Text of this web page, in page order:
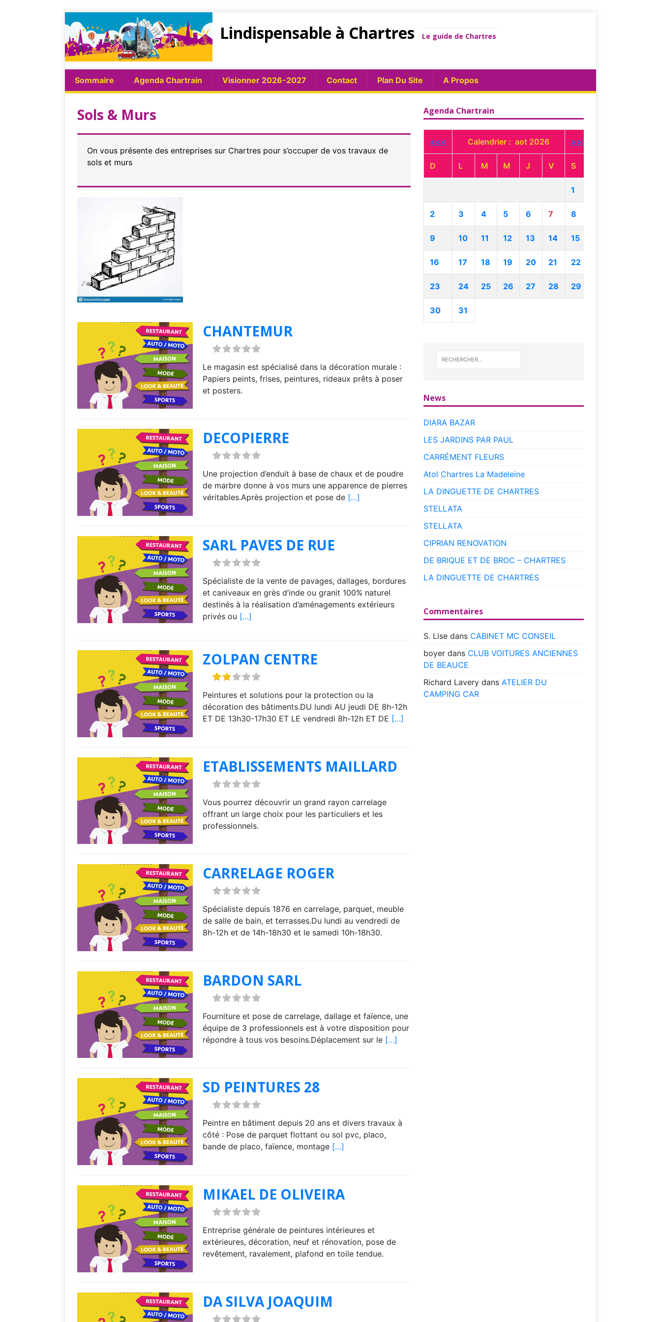
Lindispensable à Chartres Le guide de Chartres
Sommaire Agenda Chartrain Visionner 2026-2027 Contact Plan Du Site A Propos
Sols & Murs
On vous présente des entreprises sur Chartres pour s’occuper de vos travaux de
sols et murs
CHANTEMUR
Le magasin est spécialisé dans la décoration murale :
Papiers peints, frises, peintures, rideaux prêts à poser
et posters.
DECOPIERRE
Une projection d’enduit à base de chaux et de poudre
de marbre donne à vos murs une apparence de pierres
véritables.Après projection et pose de […]
SARL PAVES DE RUE
Spécialiste de la vente de pavages, dallages, bordures
et caniveaux en grès d’inde ou granit 100% naturel
destinés à la réalisation d’aménagements extérieurs
privés ou […]
ZOLPAN CENTRE
Peintures et solutions pour la protection ou la
décoration des bâtiments.DU lundi AU jeudi DE 8h-12h
ET DE 13h30-17h30 ET LE vendredi 8h-12h ET DE […]
ETABLISSEMENTS MAILLARD
Vous pourrez découvrir un grand rayon carrelage
offrant un large choix pour les particuliers et les
professionnels.
CARRELAGE ROGER
Spécialiste depuis 1876 en carrelage, parquet, meuble
de salle de bain, et terrasses.Du lundi au vendredi de
8h-12h et de 14h-18h30 et le samedi 10h-18h30.
BARDON SARL
Fourniture et pose de carrelage, dallage et faïence, une
équipe de 3 professionnels est à votre disposition pour
répondre à tous vos besoins.Déplacement sur le […]
SD PEINTURES 28
Peintre en bâtiment depuis 20 ans et divers travaux à
côté : Pose de parquet flottant ou sol pvc, placo,
bande de placo, faïence, montage […]
MIKAEL DE OLIVEIRA
Entreprise générale de peintures intérieures et
extérieures, décoration, neuf et rénovation, pose de
revêtement, ravalement, plafond en toile tendue.
DA SILVA JOAQUIM
Agenda Chartrain
<<< Calendrier : aot 2026 >>>
D L M M J V S
1
2 3 4 5 6 7 8
9 10 11 12 13 14 15
16 17 18 19 20 21 22
23 24 25 26 27 28 29
30 31
News
DIARA BAZAR
LES JARDINS PAR PAUL
CARRÉMENT FLEURS
Atol Chartres La Madeleine
LA DINGUETTE DE CHARTRES
STELLATA
STELLATA
CIPRIAN RENOVATION
DE BRIQUE ET DE BROC – CHARTRES
LA DINGUETTE DE CHARTRES
Commentaires
S. Lisedans CABINET MC CONSEIL
boyerdans CLUB VOITURES ANCIENNES
DE BEAUCE
Richard Laverydans ATELIER DU
CAMPING CAR